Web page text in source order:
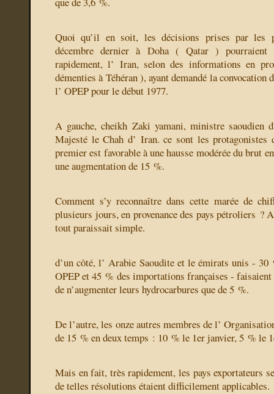
Quoi qu’il en soit, les décisions prises par les
décembre dernier à Doha ( Qatar ) pourraient
rapidement, l’ Iran, selon des informations en
démenties à Téhéran ), ayant demandé la convocation
l’ OPEP pour le début 1977.
A gauche, cheikh Zaki yamani, ministre saoudien
Majesté le Chah d’ Iran. ce sont les
premier est favorable à une hausse modérée du brut
une augmentation de 15 %.
Comment s’y reconnaître dans cette marée de
plusieurs jours, en provenance des pays pétroliers ?
tout paraissait simple.
d’un côté, l’ Arabie Saoudite et le émirats unis - 30
OPEP et 45 % des importations françaises - faisaient
de n’augmenter leurs hydrocarbures que de 5 %.
De l’autre, les onze autres membres de l’
de 15 % en deux temps : 10 % le 1er janvier, 5 % le
Mais en fait, très rapidement, les pays exportateurs
de telles résolutions étaient difficilement applicables.